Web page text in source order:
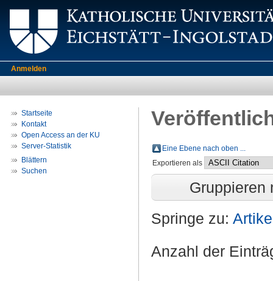
Anmelden
Startseite
Kontakt
Open Access an der KU
Server-Statistik
Blättern
Suchen
Eine Ebene nach oben ...
Exportieren als
Gruppieren
Springe zu:
Anzahl der